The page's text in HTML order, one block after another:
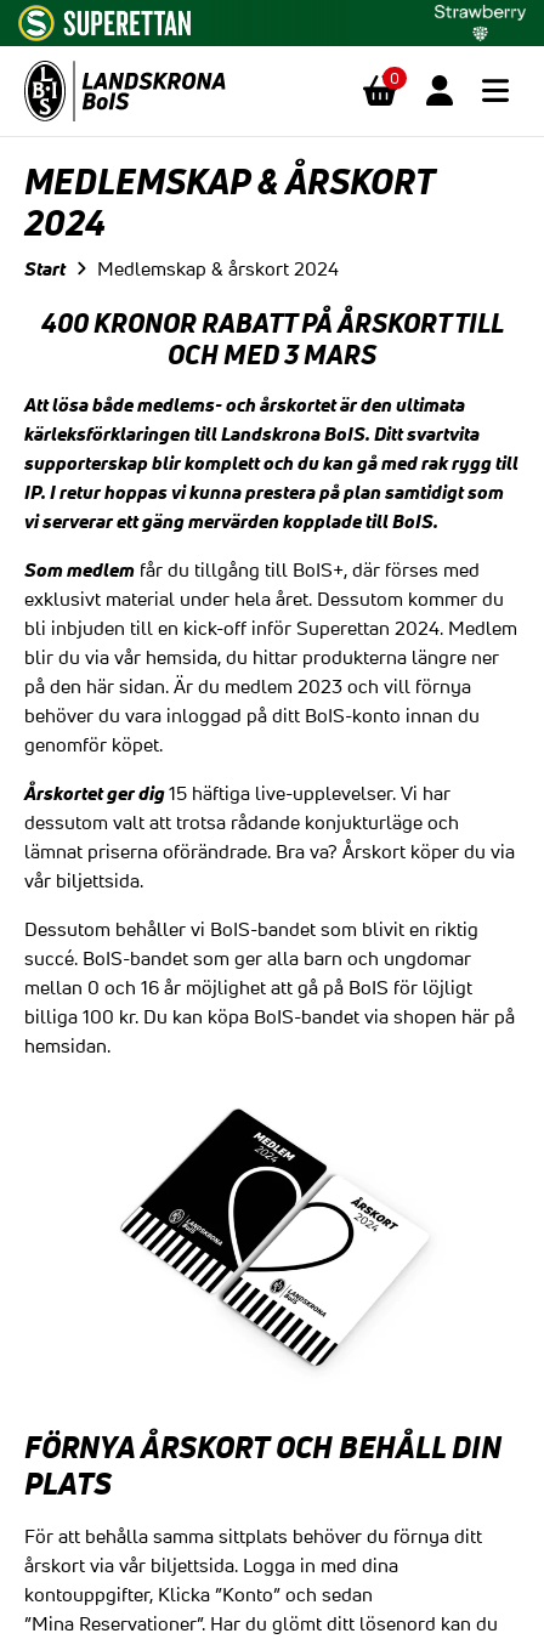
0
MEDLEMSKAP & ÅRSKORT
2024
Start Medlemskap & årskort 2024
400 KRONOR RABATT PÅ ÅRSKORT TILL
OCH MED 3 MARS
Att lösa både medlems- och årskortet är den ultimata
kärleksförklaringen till Landskrona BoIS. Ditt svartvita
supporterskap blir komplett och du kan gå med rak rygg till
IP. I retur hoppas vi kunna prestera på plan samtidigt som
vi serverar ett gäng mervärden kopplade till BoIS.
Som medlem får du tillgång till BoIS+, där förses med
exklusivt material under hela året. Dessutom kommer du
bli inbjuden till en kick-off inför Superettan 2024. Medlem
blir du via vår hemsida, du hittar produkterna längre ner
på den här sidan. Är du medlem 2023 och vill förnya
behöver du vara inloggad på ditt BoIS-konto innan du
genomför köpet.
Årskortet ger dig15 häftiga live-upplevelser. Vi har
dessutom valt att trotsa rådande konjukturläge och
lämnat priserna oförändrade. Bra va? Årskort köper du via
vår biljettsida.
Dessutom behåller vi BoIS-bandet som blivit en riktig
succé. BoIS-bandet som ger alla barn och ungdomar
mellan 0 och 16 år möjlighet att gå på BoIS för löjligt
billiga 100 kr. Du kan köpa BoIS-bandet via shopen här på
hemsidan.
FÖRNYA ÅRSKORTOCH BEHÅLL DIN
PLATS
För att behålla samma sittplats behöver du förnya ditt
årskort via vår biljettsida. Logga in med dina
kontouppgifter, Klicka ”Konto” och sedan
”Mina Reservationer”. Har du glömt ditt lösenord kan du